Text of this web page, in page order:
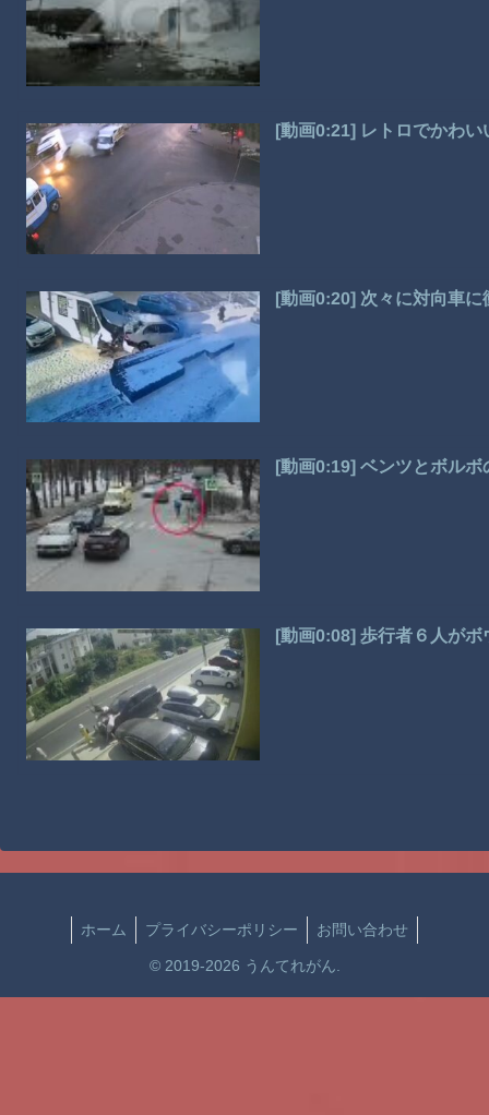
[動画0:21] レトロでかわ
[動画0:20] 次々に対向車
[動画0:19] ベンツとボル
[動画0:08] 歩行者６人が
ホーム プライバシーポリシー お問い合わせ
© 2019-2026 うんてれがん.